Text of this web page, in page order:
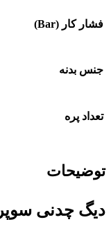
فشار کار (Bar)
جنس بدنه
تعداد پره
توضیحات
دیگ چدنی سوپر 500 شوفاژکار 5 پره